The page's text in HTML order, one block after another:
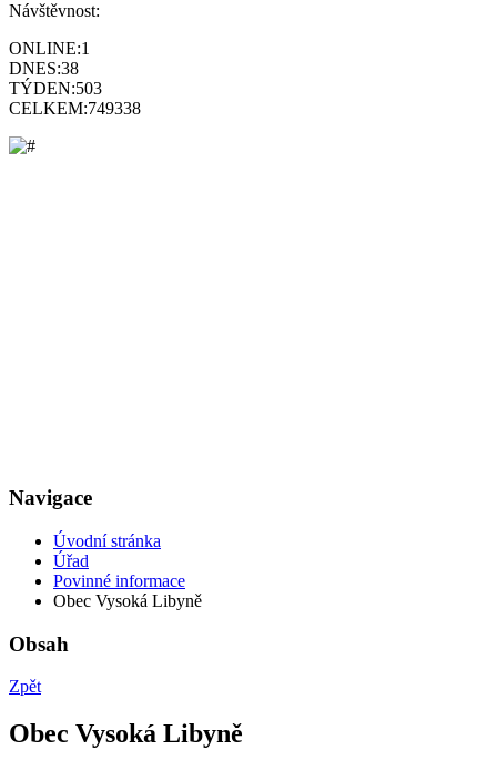
Návštěvnost:
ONLINE:1
DNES:38
TÝDEN:503
CELKEM:749338
Navigace
Úvodní stránka
Úřad
Povinné informace
Obec Vysoká Libyně
Obsah
Zpět
Obec Vysoká Libyně